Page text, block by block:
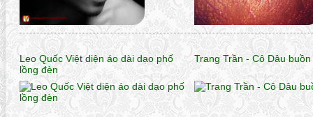
Leo Quốc Việt diện áo dài dạo phố
lồng đèn
Trang Trần - Cô Dâu buồn